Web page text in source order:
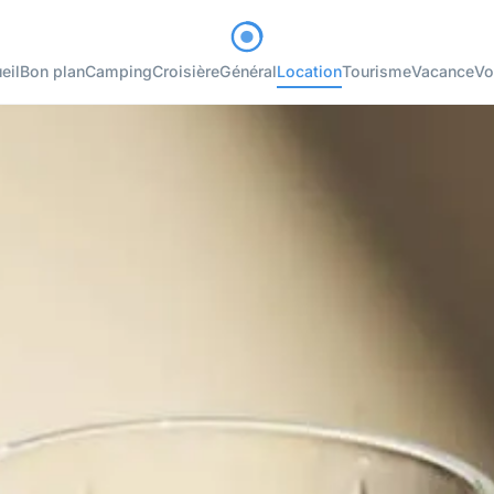
Bon planCampingCroisièreGénéralLocationTourismeVacance